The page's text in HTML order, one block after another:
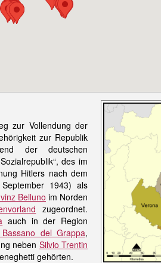
zur Vollendung der
zur Republik
der deutschen
des im
Hitlers nach dem
1943) als
Belluno im Norden
zugeordnet.
auch in der Region
del Grappa,
neben Silvio Trentin
gehörten.